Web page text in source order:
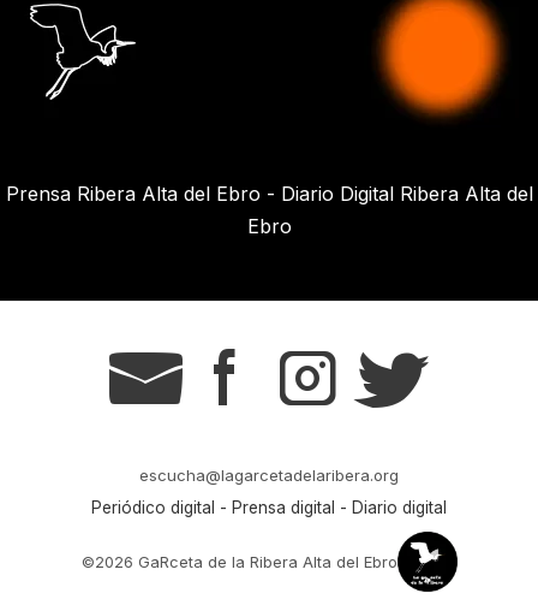
Prensa Ribera Alta del Ebro - Diario Digital Ribera Alta del
Ebro
g s t r
escucha@lagarcetadelaribera.org
Periódico digital - Prensa digital - Diario digital
©2026 GaRceta de la Ribera Alta del Ebro